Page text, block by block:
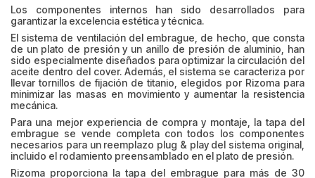
Los componentes internos han sido desarrollados para
garantizar la excelencia estética y técnica.
El sistema de ventilación del embrague, de hecho, que consta
de un plato de presión y un anillo de presión de aluminio, han
sido especialmente diseñados para optimizar la circulación del
aceite dentro del cover. Además, el sistema se caracteriza por
llevar tornillos de fijación de titanio, elegidos por Rizoma para
minimizar las masas en movimiento y aumentar la resistencia
mecánica.
Para una mejor experiencia de compra y montaje, la tapa del
embrague se vende completa con todos los componentes
necesarios para un reemplazo plug & play del sistema original,
incluido el rodamiento preensamblado en el plato de presión.
Rizoma proporciona la tapa del embrague para más de 30